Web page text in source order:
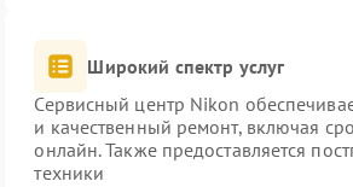
Широкий спектр услуг
Сервисный центр Nikon
и качественный ремонт, включая
онлайн. Также предоставляется
техники